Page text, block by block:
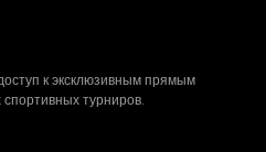
к эксклюзивным прямым
турниров.